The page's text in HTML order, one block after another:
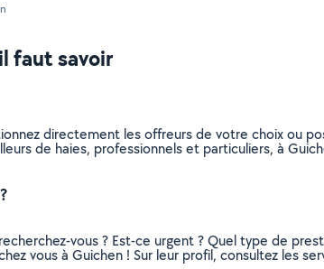
faut savoir
directement les offreurs de votre choix ou
de haies, professionnels et particuliers, à
vous ? Est-ce urgent ? Quel type de
vous à Guichen ! Sur leur profil, consultez les